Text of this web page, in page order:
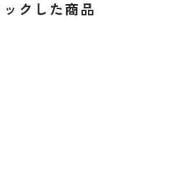
クした商品